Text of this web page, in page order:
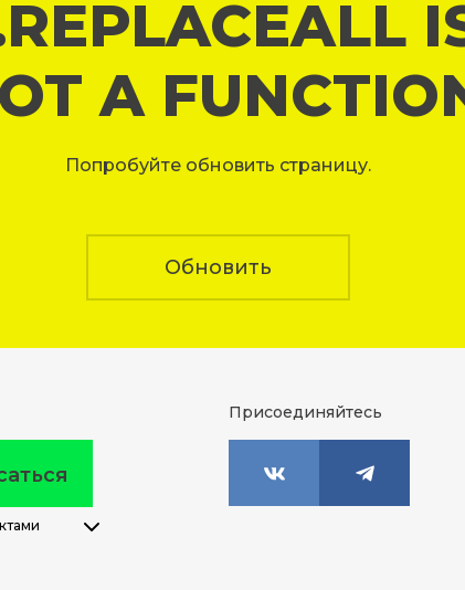
A
Попробуйте обновить страницу.
Обновить
Присоединяйтесь